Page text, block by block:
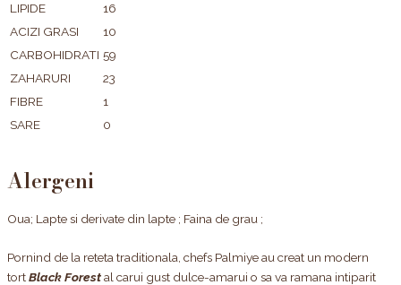
LIPIDE
16
ACIZI GRASI
10
CARBOHIDRATI 59
ZAHARURI
23
FIBRE
1
SARE
0
Alergeni
Oua; Lapte si derivate din lapte ; Faina de grau ;
Pornind de la reteta traditionala, chefs Palmiye au creat un modern
tortBlack Forestal carui gust dulce-amarui o sa va ramana intiparit